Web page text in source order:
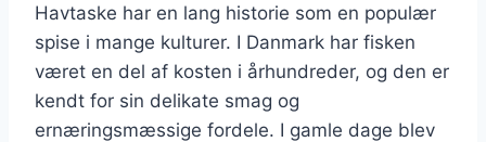
Havtaske har en lang historie som en populær
spise i mange kulturer. I Danmark har fisken
været en del af kosten i århundreder, og den er
kendt for sin delikate smag og
ernæringsmæssige fordele. I gamle dage blev